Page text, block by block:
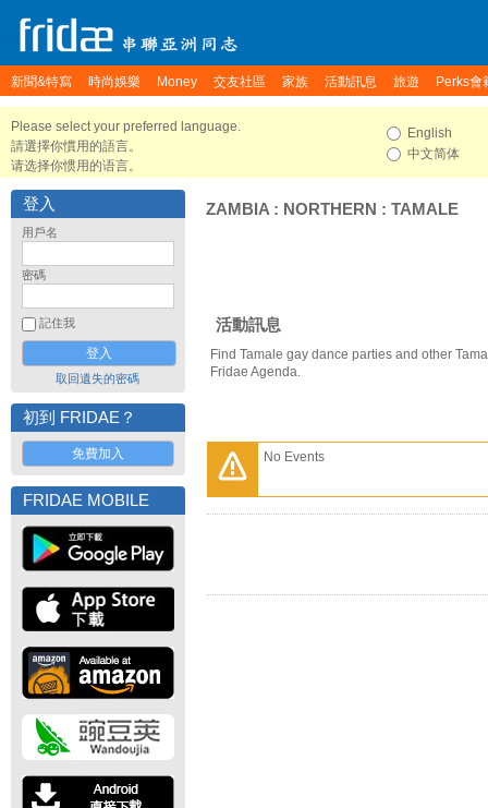
新聞&特寫 時尚娛樂 Money 交友社區 家族 活動訊息 旅遊 Perks會
Please select your preferred language.
請選擇你慣用的語言。
请选择你惯用的语言。
English
中文简体
登入
用戶名
密碼
記住我
取回遺失的密碼
初到 FRIDAE？
免費加入
FRIDAE MOBILE
ZAMBIA : NORTHERN : TAMALE
活動訊息
Find Tamale gay dance parties and other
Fridae Agenda.
No Events